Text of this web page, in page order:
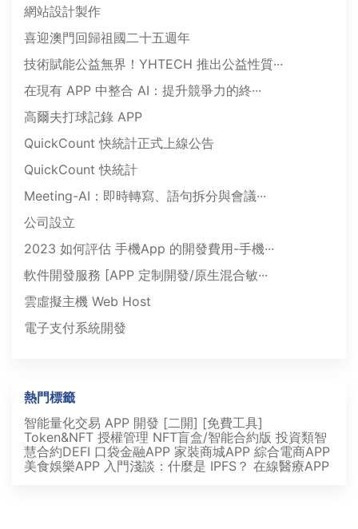
網站設計製作
喜迎澳門回歸祖國二十五週年
技術賦能公益無界！YHTECH 推出公益性質···
在現有 APP 中整合 AI：提升競爭力的終···
高爾夫打球記錄 APP
QuickCount 快統計正式上線公告
QuickCount 快統計
Meeting-AI：即時轉寫、語句拆分與會議···
公司設立
2023 如何評估 手機App 的開發費用-手機···
軟件開發服務 [APP 定制開發/原生混合敏···
雲虛擬主機 Web Host
電子支付系統開發
熱門標籤
智能量化交易 APP 開發 [二開] [免費工具]
Token&NFT 授權管理 NFT盲盒/智能合約版 投資類智
慧合約DEFI 口袋金融APP 家裝商城APP 綜合電商APP
美食娛樂APP 入門淺談：什麼是 IPFS？ 在線醫療APP